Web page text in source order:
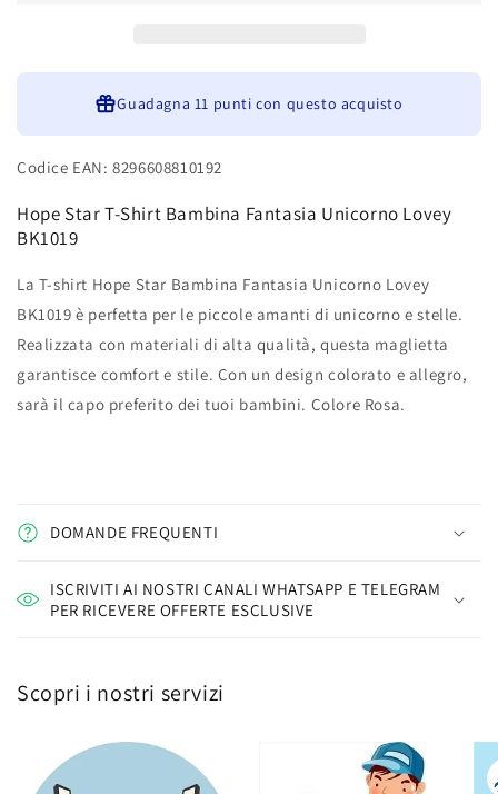
BK1019
BK1019
Guadagna 11 punti con questo acquisto
Codice EAN: 8296608810192
Hope Star T-Shirt Bambina Fantasia Unicorno Lovey
BK1019
La T-shirt Hope Star Bambina Fantasia Unicorno Lovey
BK1019 è perfetta per le piccole amanti di unicorno e stelle.
Realizzata con materiali di alta qualità, questa maglietta
garantisce comfort e stile. Con un design colorato e allegro,
sarà il capo preferito dei tuoi bambini. Colore Rosa.
DOMANDE FREQUENTI
ISCRIVITI AI NOSTRI CANALI WHATSAPP E TELEGRAM
PER RICEVERE OFFERTE ESCLUSIVE
Scopri i nostri servizi